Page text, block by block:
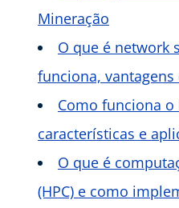
Mineração
O que é network
funciona, vantagens
Como funciona o
características e
O que é
(HPC) e como